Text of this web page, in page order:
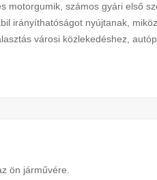
motorgumik, számos gyári első
irányíthatóságot nyújtanak,
városi közlekedéshez,
ön járművére.